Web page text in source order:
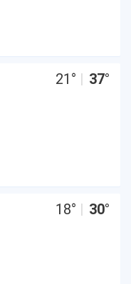
21 ° | 37°
18° | 30°